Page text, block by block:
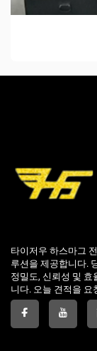
타이저우 하스마그
루션을 제공합니다.
정밀도, 신뢰성 및 효
니다. 오늘 견적을 요